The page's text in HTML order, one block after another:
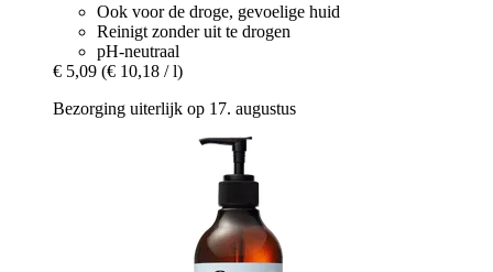
Ook voor de droge, gevoelige huid
Reinigt zonder uit te drogen
pH-neutraal
€ 5,09 (€ 10,18 / l)
Bezorging uiterlijk op 17. augustus